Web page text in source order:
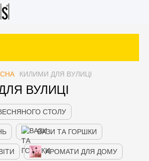
КИЛИМИ ДЛЯ ВУЛИЦІ
ВУЛИЦІ
СТОЛУ
ВАЗИ ТА ГОРШКИ
АРОМАТИ ДЛЯ ДОМУ